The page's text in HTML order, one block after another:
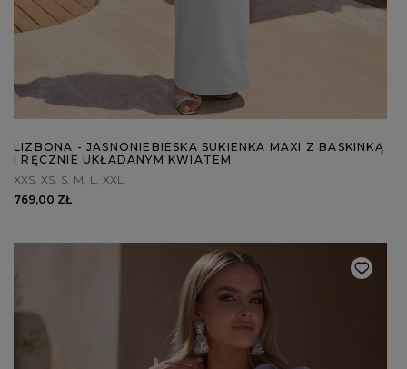
STUDNIÓWKA
SYLWESTER
Styl / Rodzaj
WIECZOROWE
ASYMETRYCZNE
BIZNESOWE
DLA KOBIET W CIĄŻY
ZOBACZ WSZYSTKIE ODKRYJ NOWOŚCI
LIZBONA - JASNONIEBIESKA SUKIENKA MAXI Z BASKINKĄ
I RĘCZNIE UKŁADANYM KWIATEM
XXS XS S M L XXL
769,00 ZŁ